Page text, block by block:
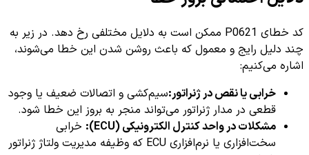
کد خطای P0621 ممکن است به دلایل مختلفی رخ دهد. در زیر به
چند دلیل رایج و معمول که باعث روشن شدن این خطا می‌شوند،
اشاره می‌کنیم:
خرابی یا نقص در ژنراتور:سیم‌کشی و اتصالات ضعیف یا وجود
قطعی در مدار ژنراتور می‌تواند منجر به بروز این خطا شود.
مشکلات در واحد کنترل الکترونیکی (ECU):
خرابی
سخت‌افزاری یا نرم‌افزاری ECU که وظیفه مدیریت ولتاژ ژنراتور